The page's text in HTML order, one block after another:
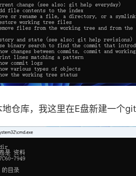
仓库，我这里在E盘新建一个